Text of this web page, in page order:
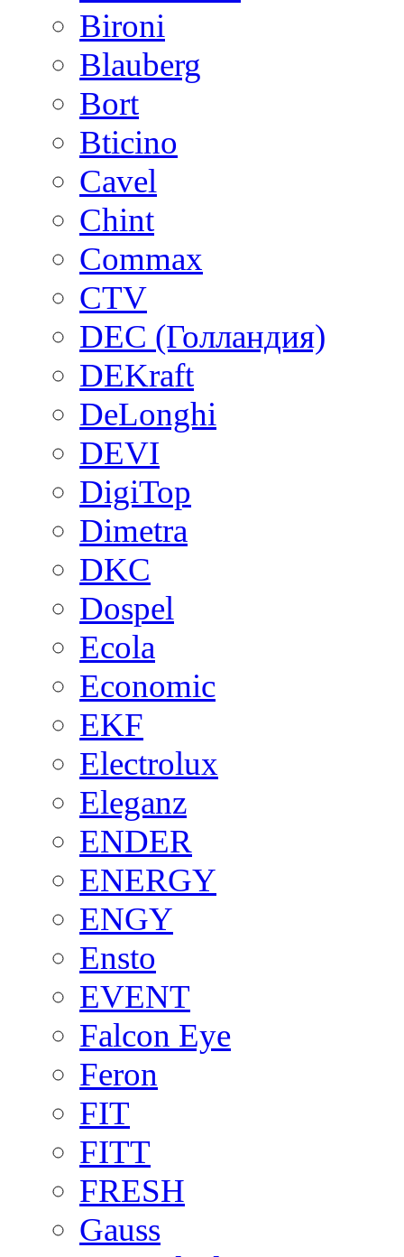
Bironi
Blauberg
Bort
Bticino
Cavel
Chint
Commax
CTV
DEC (Голландия)
DEKraft
DeLonghi
DEVI
DigiTop
Dimetra
DKC
Dospel
Ecola
Economic
EKF
Electrolux
Eleganz
ENDER
ENERGY
ENGY
Ensto
EVENT
Falcon Eye
Feron
FIT
FITT
FRESH
Gauss